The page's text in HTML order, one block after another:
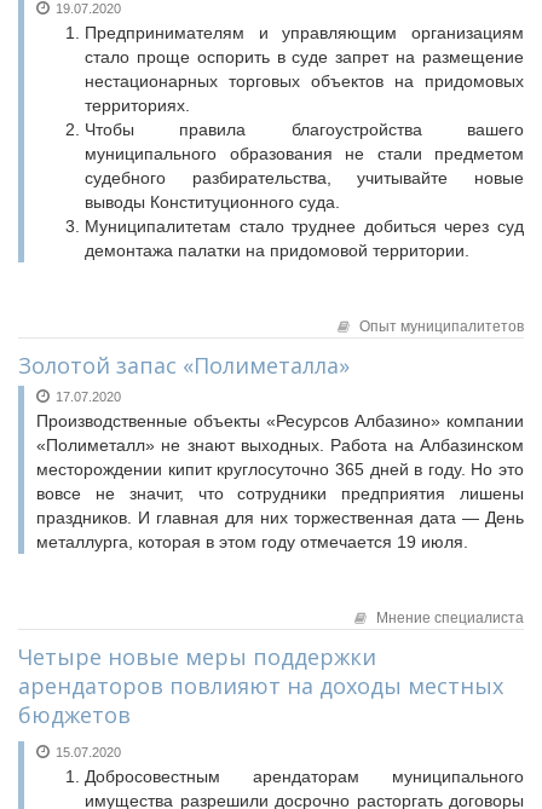
19.07.2020
Предпринимателям и управляющим организациям
стало проще оспорить в суде запрет на размещение
нестационарных торговых объектов на придомовых
территориях.
Чтобы правила благоустройства вашего
муниципального образования не стали предметом
судебного разбирательства, учитывайте новые
выводы Конституционного суда.
Муниципалитетам стало труднее добиться через суд
демонтажа палатки на придомовой территории.
Опыт муниципалитетов
Золотой запас «Полиметалла»
17.07.2020
Производственные объекты «Ресурсов Албазино» компании
«Полиметалл» не знают выходных. Работа на Албазинском
месторождении кипит круглосуточно 365 дней в году. Но это
вовсе не значит, что сотрудники предприятия лишены
праздников. И главная для них торжественная дата — День
металлурга, которая в этом году отмечается 19 июля.
Мнение специалиста
Четыре новые меры поддержки
арендаторов повлияют на доходы местных
бюджетов
15.07.2020
Добросовестным арендаторам муниципального
имущества разрешили досрочно расторгать договоры